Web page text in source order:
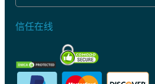
信任在线